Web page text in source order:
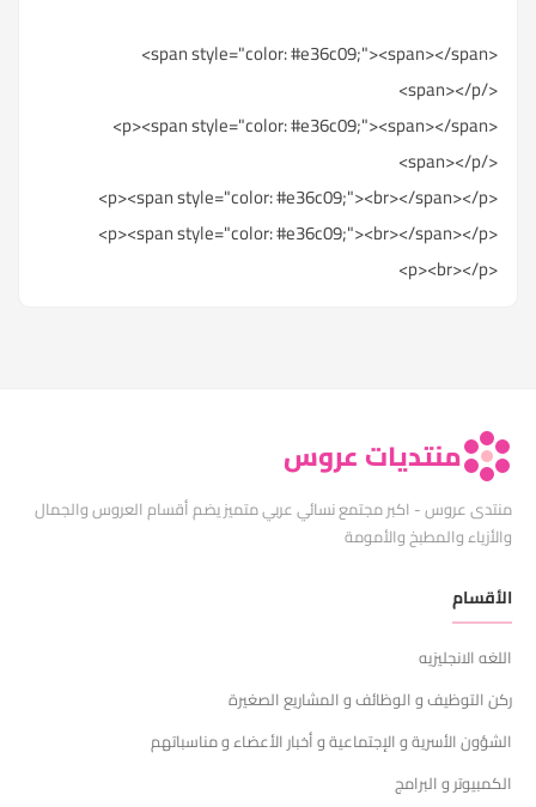
<span style="color: #e36c09;"><span></span>
</span></p>
<p><span style="color: #e36c09;"><span></span>
</span></p>
<p><span style="color: #e36c09;"><br></span></p>
<p><span style="color: #e36c09;"><br></span></p>
<p><br></p>
منتديات عروس
منتدى عروس - اكبر مجتمع نسائي عربي متميز يضم أقسام العروس والجمال
والأزياء والمطبخ والأمومة
الأقسام
اللغه الانجليزيه
ركن التوظيف و الوظائف و المشاريع الصغيرة
الشؤون الأسرية و الإجتماعية و أخبار الأعضاء و مناسباتهم
الكمبيوتر و البرامج